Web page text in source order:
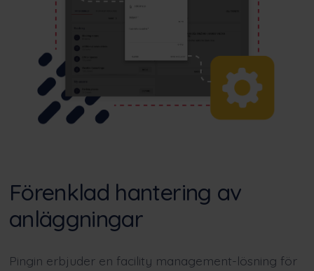
Förenklad hantering av
anläggningar
Pingin erbjuder en facility management-lösning för